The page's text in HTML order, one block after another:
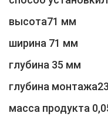
высота71 мм
ширина 71 мм
глубина 35 мм
глубина
масса продукта